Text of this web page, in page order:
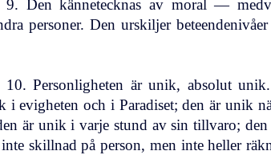
9. Den kännetecknas av moral —
personer. Den urskiljer
10. Personligheten är unik, absolut
i evigheten och i Paradiset; den är unik
är unik i varje stund av sin tillvaro;
skillnad på person, men inte heller